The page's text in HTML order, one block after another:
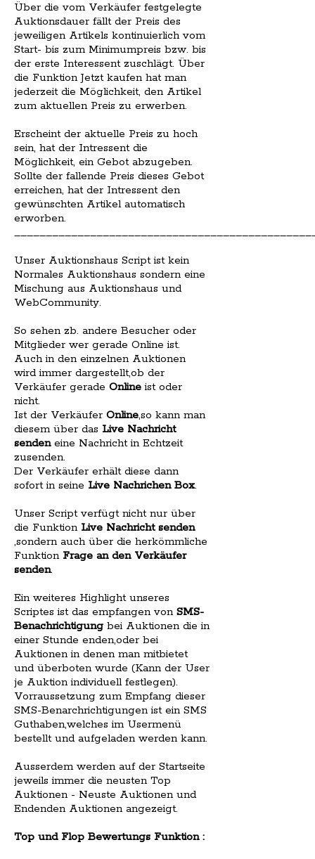
Über die vom Verkäufer festgelegte
Auktionsdauer fällt der Preis des
jeweiligen Artikels kontinuierlich vom
Start- bis zum Minimumpreis bzw. bis
der erste Interessent zuschlägt. Über
die Funktion Jetzt kaufen hat man
jederzeit die Möglichkeit, den Artikel
zum aktuellen Preis zu erwerben.
Erscheint der aktuelle Preis zu hoch
sein, hat der Intressent die
Möglichkeit, ein Gebot abzugeben.
Sollte der fallende Preis dieses Gebot
erreichen, hat der Intressent den
gewünschten Artikel automatisch
erworben.
Unser Auktionshaus Script ist kein
Normales Auktionshaus sondern eine
Mischung aus Auktionshaus und
WebCommunity.
So sehen zb. andere Besucher oder
Mitglieder wer gerade Online ist.
Auch in den einzelnen Auktionen
wird immer dargestellt,ob der
Verkäufer gerade Online ist oder
nicht.
Ist der Verkäufer Online,so kann man
diesem über das Live Nachricht
sendeneine Nachricht in Echtzeit
zusenden.
Der Verkäufer erhält diese dann
sofort in seine Live Nachrichen Box.
Unser Script verfügt nicht nur über
die Funktion Live Nachricht senden
,sondern auch über die herkömmliche
Funktion Frage an den Verkäufer
senden.
Ein weiteres Highlight unseres
Scriptes ist das empfangen von SMS-
Benachrichtigung bei Auktionen die in
einer Stunde enden,oder bei
Auktionen in denen man mitbietet
und überboten wurde (Kann der User
je Auktion individuell festlegen).
Vorraussetzung zum Empfang dieser
SMS-Benarchrichtigungen ist ein SMS
Guthaben,welches im Usermenü
bestellt und aufgeladen werden kann.
Ausserdem werden auf der Startseite
jeweils immer die neusten Top
Auktionen - Neuste Auktionen und
Endenden Auktionen angezeigt.
Top und Flop Bewertungs Funktion :